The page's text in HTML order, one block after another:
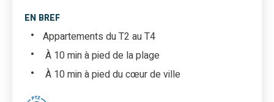
EN BREF
Appartements du T2 au T4
À 10 min à pied de la plage
À 10 min à pied du cœur de ville